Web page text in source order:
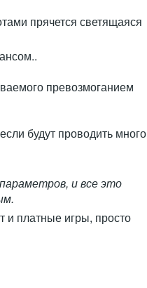
прячется светящаяся
превозмоганием
будут проводить много
и все это
и платные игры, просто